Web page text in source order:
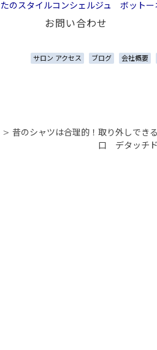
お問い合わせ
サロン アクセス ブログ 会社概要
> 昔のシャツは合理的！取り外しでき
口 デタッチ